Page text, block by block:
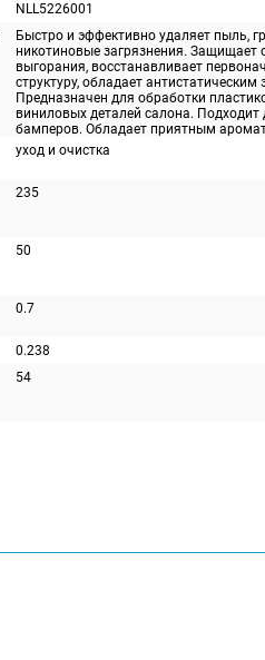
NLL5226001
Быстро и эффективно удаляет пыль,
никотиновые загрязнения. Защищает
выгорания, восстанавливает
структуру, обладает антистатическим
Предназначен для обработки
виниловых деталей салона. Подходит
бамперов. Обладает приятным
уход и очистка
235
50
0.7
0.238
54